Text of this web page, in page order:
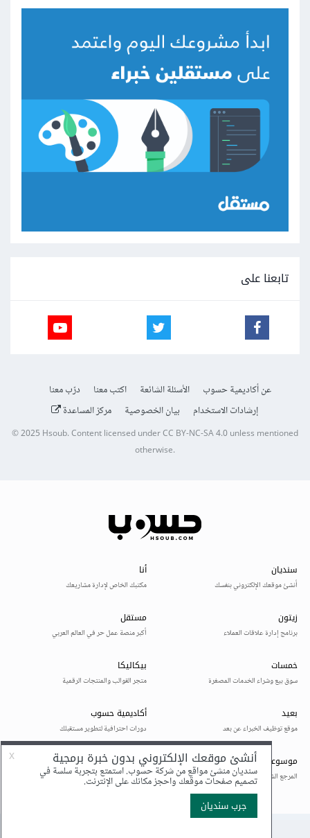
تابعنا على
عن أكاديمية حسوب الأسئلة الشائعة اكتب معنا
درّب معنا
إرشادات الاستخدام
بيان الخصوصية مركز المساعدة
© 2025Hsoub.Content licensed underCC BY-NC-SA 4.0unless mentioned
otherwise.